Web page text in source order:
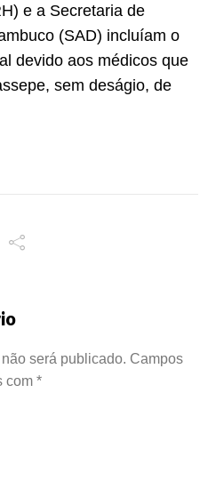
e a Secretaria de
(SAD) incluíam o
devido aos médicos que
sem deságio, de
será publicado. Campos
com *